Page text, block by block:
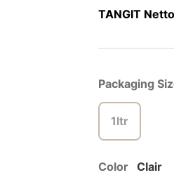
TANGIT
Packaging
1ltr
Color Clair